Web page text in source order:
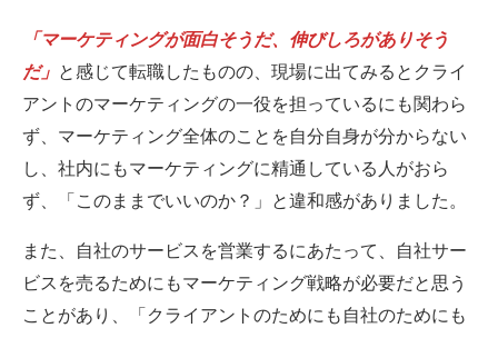
「マーケティングが面白そうだ、伸びしろがありそう
だ」 と感じて転職したものの、現場に出てみるとクライ
アントのマーケティングの一役を担っているにも関わら
ず、マーケティング全体のことを自分自身が分からない
し、社内にもマーケティングに精通している人がおら
ず、「このままでいいのか？」と違和感がありました。
また、自社のサービスを営業するにあたって、自社サー
ビスを売るためにもマーケティング戦略が必要だと思う
ことがあり、「クライアントのためにも自社のためにも